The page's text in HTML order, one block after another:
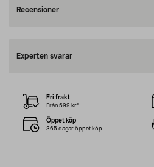
Recensioner
Experten svarar
Fri frakt
Från 599 kr*
Öppet köp
365 dagar öppet köp